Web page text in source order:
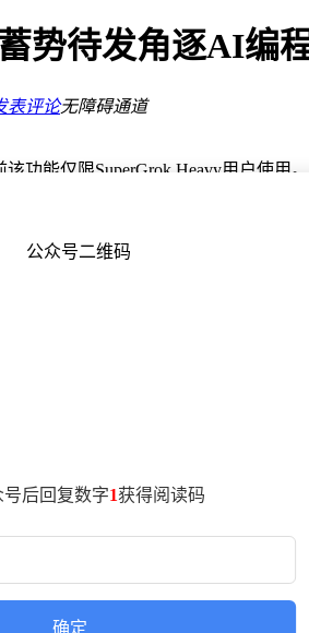
势待发角逐AI编
表评论无障碍通道
功能仅限SuperGrok Heavy用户使
认xAI在编程领域落后于行业头部
：尽管界面设计获得好评，但底层
实力。
Cursor数据进行补充训练的情况下
架构进行了优化；而面向公众的
量、复杂任务建模能力及长链路工
标，而非直接与其他模型横向对比。
架构。后者在互联带宽、低
的研发提供了基础设施保障。
V9通过引入Cursor数据弥补了这一
。V9的训练流程分为三步：补充
号后回复数字1获得阅读码
确定